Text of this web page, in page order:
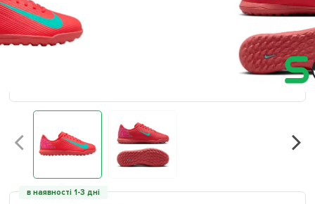
в наявності 1-3 дні